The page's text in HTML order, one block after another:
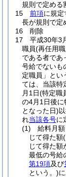
規則で定める
15
前項に規
長が規則で定
16
削除
17
平成30年3
職員(再任用
である者であ
号給でないも
定職員」とい
ては、当該特
月1日(特定職
の4月1日後に
となった日)
れ当該各号に
(1)
給料月
じて得た額
じて得た
最低の号給
第19項及び
という。)